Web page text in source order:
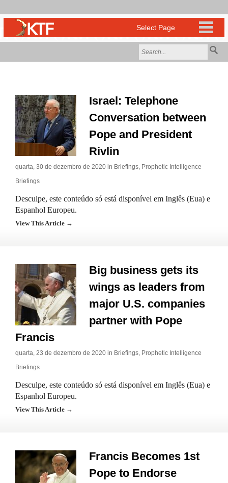
Israel: Telephone
Conversation between
Pope and President
Rivlin
quarta, 30 de dezembro de 2020 in Briefings, Prophetic Intelligence
Briefings
Desculpe, este conteúdo só está disponível em Inglês (Eua) e
Espanhol Europeu.
View This Article →
Big business gets its
wings as leaders from
major U.S. companies
partner with Pope
Francis
quarta, 23 de dezembro de 2020 in Briefings, Prophetic Intelligence
Briefings
Desculpe, este conteúdo só está disponível em Inglês (Eua) e
Espanhol Europeu.
View This Article →
Francis Becomes 1st
Pope to Endorse